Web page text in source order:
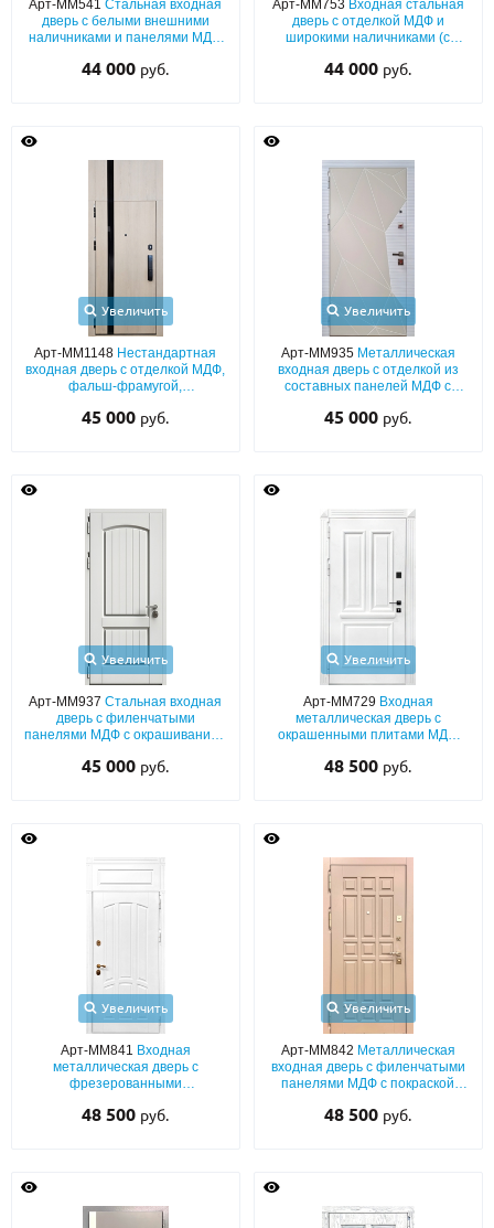
Арт-ММ541Стальная входная
дверь с белыми внешними
наличниками и панелями МДФ
сторон
44 000 руб.
Арт-ММ753 Входная стальная
дверь с отделкой МДФ и
широкими наличниками (с
44 000 руб.
Увеличить
Арт-ММ1148 Нестандартная
входная дверь с отделкой МДФ,
фальш-фрамугой,
и биометрическим замком
45 000 руб.
Увеличить
Арт-ММ935 Металлическая
входная дверь с отделкой из
составных панелей МДФ с
45 000 руб.
Увеличить
Арт-ММ937Стальная входная
дверь с филенчатыми
панелями МДФ с окрашиванием
сторон
45 000 руб.
Увеличить
Арт-ММ729 Входная
металлическая дверь с
окрашенными плитами МДФ
раскладкой
48 500 руб.
Увеличить
Арт-ММ841 Входная
металлическая дверь с
фрезерованными
(белый цвет по RAL) с верхней
48 500 руб.
Увеличить
Арт-ММ842 Металлическая
входная дверь с филенчатыми
панелями МДФ с покраской
звукоизоляцией)
48 500 руб.